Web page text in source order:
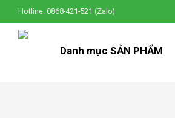
Hotline: 0868-421-521 (Zalo)
Danh mục SẢN PHẨM